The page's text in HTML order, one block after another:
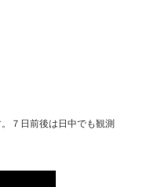
７日前後は日中でも観測